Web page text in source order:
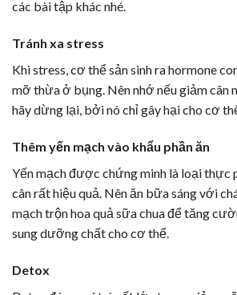
các bài tập khác nhé.
Tránh xa stress
Khi stress, cơ thể sản sinh ra hormone
mỡ thừa ở bụng. Nên nhớ nếu giảm cân
hãy dừng lại, bởi nó chỉ gây hại cho cơ
Thêm yến mạch vào khẩu phần ăn
Yến mạch được chứng minh là loại thực
cân rất hiệu quả. Nên ăn bữa sáng với
mạch trộn hoa quả sữa chua để tăng
sung dưỡng chất cho cơ thể.
Detox